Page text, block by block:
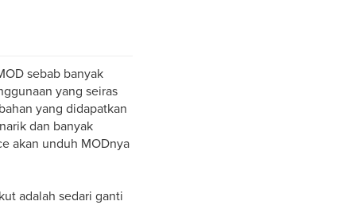
sebab banyak
yang seiras
yang didapatkan
dan banyak
akan unduh MODnya
adalah sedari ganti